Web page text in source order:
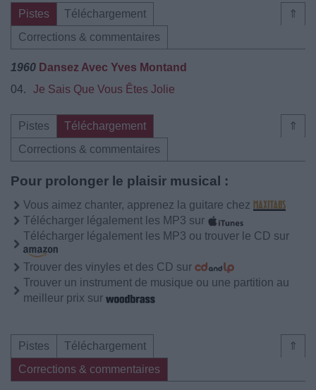
⇑
Pistes
Téléchargement
Corrections & commentaires
1960 Dansez Avec Yves Montand
04.
Je Sais Que Vous Êtes Jolie
⇑
Pistes
Téléchargement
Corrections & commentaires
Pour prolonger le plaisir musical :
Vous aimez chanter, apprenez la guitare chez
Télécharger légalement les MP3 sur
Télécharger légalement les MP3 ou trouver le CD sur
Trouver des vinyles et des CD sur
Trouver un instrument de musique ou une partition au
meilleur prix sur
⇑
Pistes
Téléchargement
Corrections & commentaires